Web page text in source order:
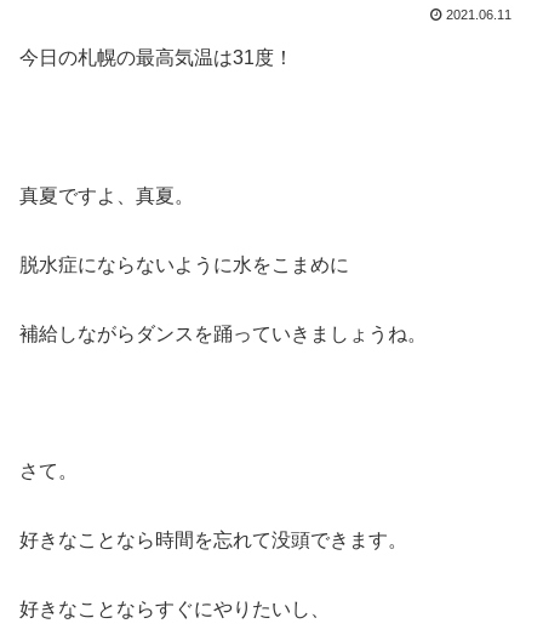
2021.06.11
今日の札幌の最高気温は31度！
真夏ですよ、真夏。
脱水症にならないように水をこまめに
補給しながらダンスを踊っていきましょうね。
さて。
好きなことなら時間を忘れて没頭できます。
好きなことならすぐにやりたいし、